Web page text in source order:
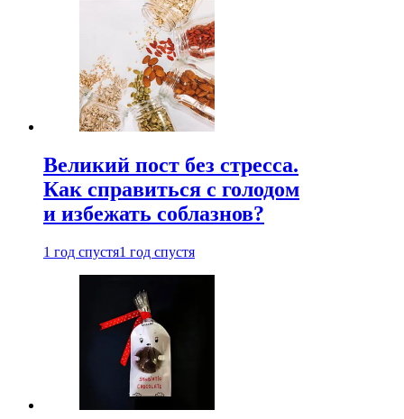
Великий пост без стресса.
Как справиться с голодом
и избежать соблазнов?
1 год спустя1 год спустя